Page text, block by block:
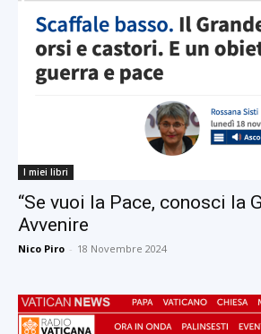
I miei libri
“Se vuoi la Pace, conosci la
Avvenire
Nico Piro - 18 Novembre 2024